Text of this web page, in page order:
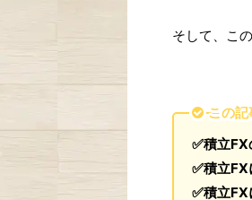
そして、こ
この記
✅積立
✅積立
✅積立